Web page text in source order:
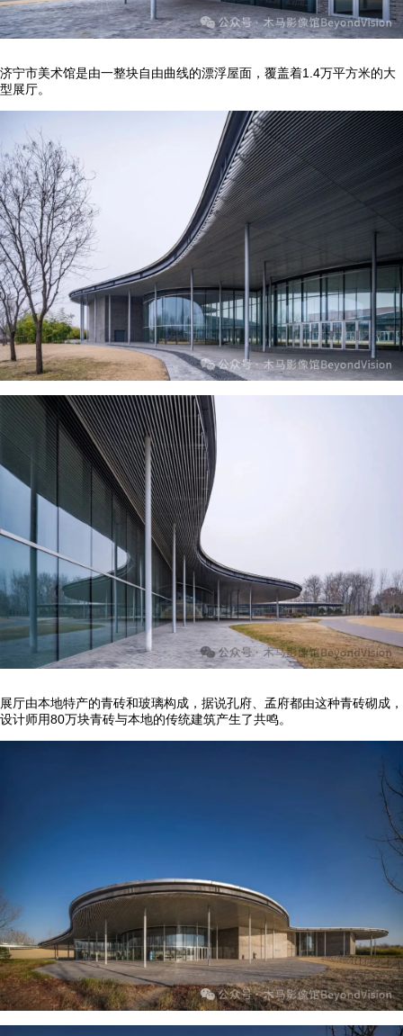
济宁市美术馆是由一整块自由曲线的漂浮屋面，覆盖着1.4万平方米的大
型展厅。
展厅由本地特产的青砖和玻璃构成，据说孔府、孟府都由这种青砖砌成，
设计师用80万块青砖与本地的传统建筑产生了共鸣。